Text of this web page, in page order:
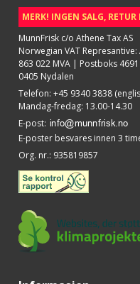
MERK! INGEN SALG, RETUR
MunnFrisk c/o Athene Tax AS
Norwegian VAT Represantive:
863 022 MVA | Postboks 4691
0405 Nydalen
Telefon: +45 9340 3838
Mandag-fredag: 13.00-14.30
E-post:
E-poster besvares innen 3
Org. nr.: 935819857